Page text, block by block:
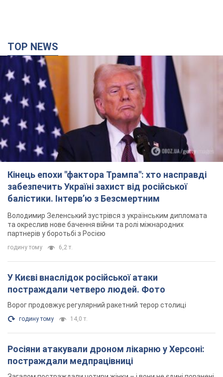
Кінець епохи "фактора Трампа": хто насправді
забезпечить Україні захист від російської
балістики. Інтерв’ю з Безсмертним
Володимир Зеленський зустрівся з українським дипломата
та окреслив нове бачення війни та ролі міжнародних
партнерів у боротьбі з Росією
годину тому
У Києві внаслідок російської атаки
постраждали четверо людей. Фото
годину тому 14,0 т.
Росіяни атакували дроном лікарню у Херсоні:
постраждали медпрацівниці
Загалом постраждали чотири жінки – і вони не єдині поранені
за добу
8 годин тому